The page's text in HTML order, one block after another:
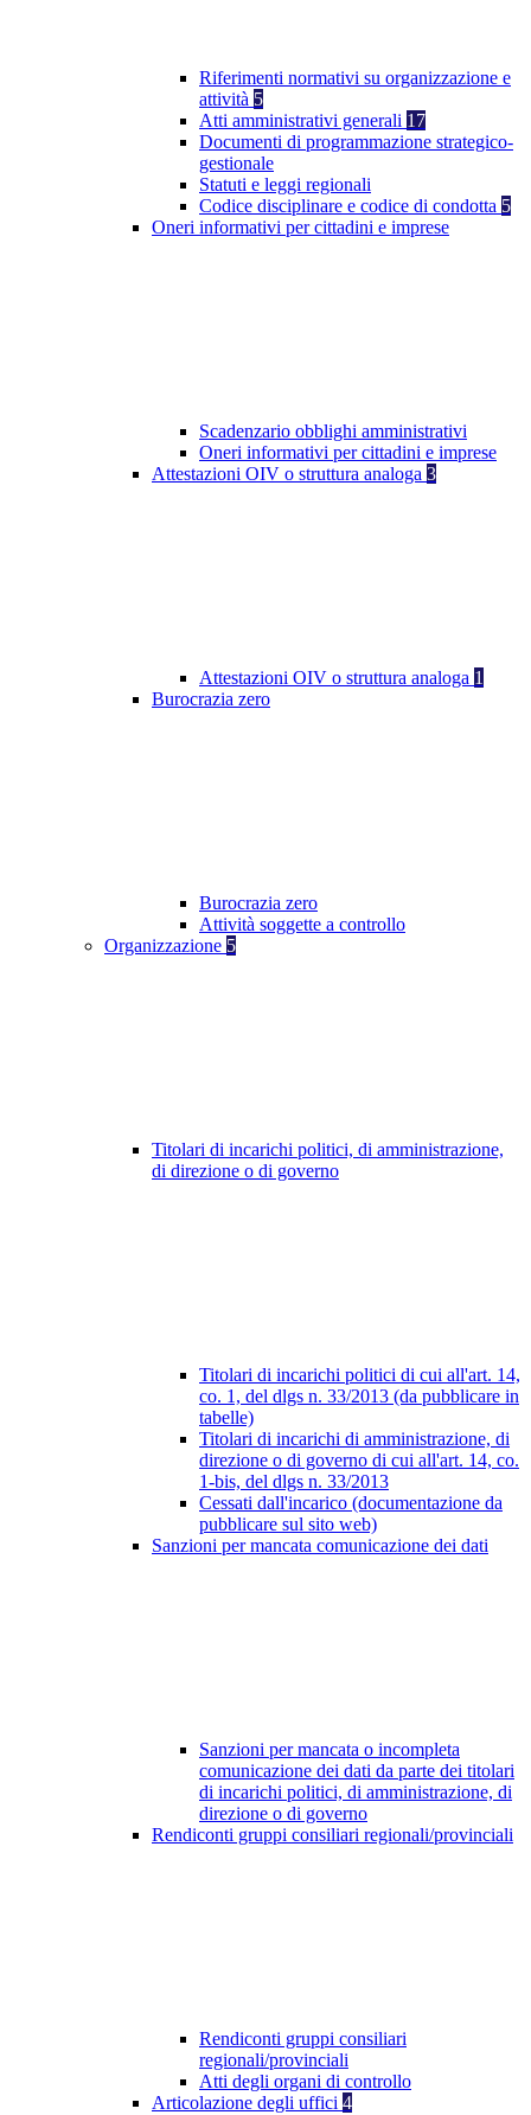
Riferimenti normativi su organizzazione e
attività 5
Atti amministrativi generali 17
Documenti di programmazione strategico-
gestionale
Statuti e leggi regionali
Codice disciplinare e codice di condotta 5
Oneri informativi per cittadini e imprese
Scadenzario obblighi amministrativi
Oneri informativi per cittadini e imprese
Attestazioni OIV o struttura analoga 3
Attestazioni OIV o struttura analoga 1
Burocrazia zero
Burocrazia zero
Attività soggette a controllo
Organizzazione 5
Titolari di incarichi politici, di amministrazione,
di direzione o di governo
Titolari di incarichi politici di cui all'art. 14,
co. 1, del dlgs n. 33/2013 (da pubblicare in
tabelle)
Titolari di incarichi di amministrazione, di
direzione o di governo di cui all'art. 14, co.
1-bis, del dlgs n. 33/2013
Cessati dall'incarico (documentazione da
pubblicare sul sito web)
Sanzioni per mancata comunicazione dei dati
Sanzioni per mancata o incompleta
comunicazione dei dati da parte dei titolari
di incarichi politici, di amministrazione, di
direzione o di governo
Rendiconti gruppi consiliari regionali/provinciali
Rendiconti gruppi consiliari
regionali/provinciali
Atti degli organi di controllo
Articolazione degli uffici 4